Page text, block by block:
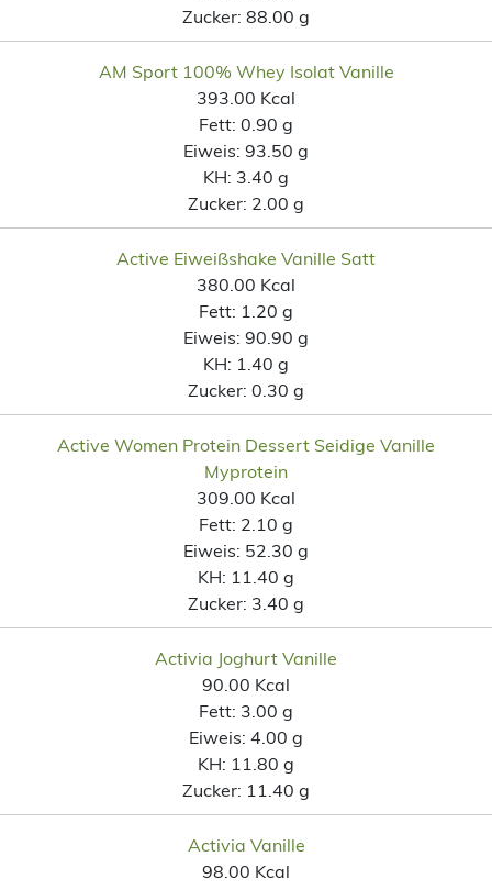
Zucker: 88.00 g
AM Sport 100% Whey Isolat Vanille
393.00 Kcal
Fett: 0.90 g
Eiweis: 93.50 g
KH: 3.40 g
Zucker: 2.00 g
Active Eiweißshake Vanille Satt
380.00 Kcal
Fett: 1.20 g
Eiweis: 90.90 g
KH: 1.40 g
Zucker: 0.30 g
Active Women Protein Dessert Seidige Vanille
Myprotein
309.00 Kcal
Fett: 2.10 g
Eiweis: 52.30 g
KH: 11.40 g
Zucker: 3.40 g
Activia Joghurt Vanille
90.00 Kcal
Fett: 3.00 g
Eiweis: 4.00 g
KH: 11.80 g
Zucker: 11.40 g
Activia Vanille
98.00 Kcal